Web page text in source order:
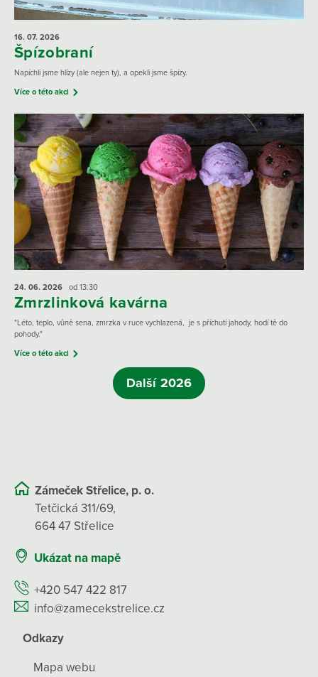
16. 07. 2026
Špízobraní
Napíchli jsme hlízy (ale nejen ty), a opekli jsme špízy.
Více o této akci
24. 06. 2026 od 13:30
Zmrzlinková kavárna
"Léto, teplo, vůně sena, zmrzka v ruce vychlazená, je s příchutí jahody, hodí tě do
pohody."
Více o této akci
Další 2026
Zámeček Střelice, p. o.
Tetčická 311/69,
664 47 Střelice
Ukázat na mapě
+420 547 422 817
info@zamecekstrelice.cz
Odkazy
Mapa webu